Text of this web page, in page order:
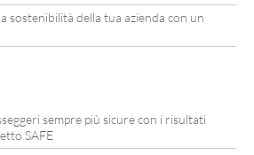
sostenibilità della tua azienda con un
sempre più sicure con i risultati
SAFE